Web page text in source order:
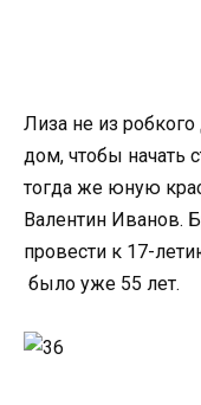
Лиза не из робкого
дом, чтобы начать
тогда же юную
Валентин Иванов.
провести к 17-
было уже 55 лет.